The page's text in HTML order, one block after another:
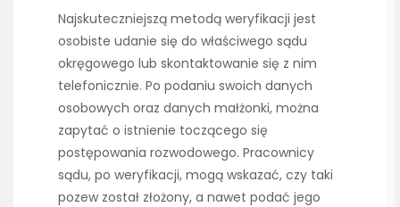
Najskuteczniejszą metodą weryfikacji jest
osobiste udanie się do właściwego sądu
okręgowego lub skontaktowanie się z nim
telefonicznie. Po podaniu swoich danych
osobowych oraz danych małżonki, można
zapytać o istnienie toczącego się
postępowania rozwodowego. Pracownicy
sądu, po weryfikacji, mogą wskazać, czy taki
pozew został złożony, a nawet podać jego